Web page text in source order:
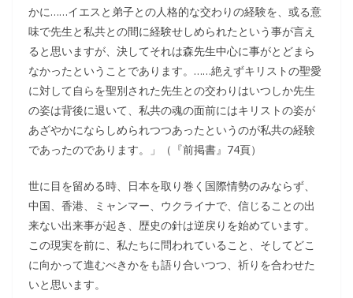
かに……イエスと弟子との人格的な交わりの経験を、或る意
味で先生と私共との間に経験せしめられたという事が言え
ると思いますが、決してそれは森先生中心に事がとどまら
なかったということであります。……絶えずキリストの聖愛
に対して自らを聖別された先生との交わりはいつしか先生
の姿は背後に退いて、私共の魂の面前にはキリストの姿が
あざやかにならしめられつつあったというのが私共の経験
であったのであります。」（『前掲書』74頁）
世に目を留める時、日本を取り巻く国際情勢のみならず、
中国、香港、ミャンマー、ウクライナで、信じることの出
来ない出来事が起き、歴史の針は逆戻りを始めています。
この現実を前に、私たちに問われていること、そしてどこ
に向かって進むべきかをも語り合いつつ、祈りを合わせた
いと思います。